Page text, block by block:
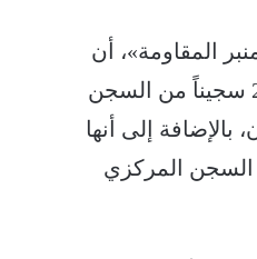
المقاومة»، أن
المليشيات أفرجت عن 22 سجيناً من السجن
إلى أنها
من السجن المركزي